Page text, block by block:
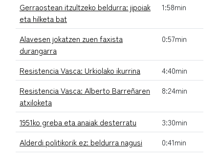
Gerraostean itzultzeko beldurra: jipoiak
eta hilketa bat
1:58min
Alavesen jokatzen zuen faxista
durangarra
0:57min
Resistencia Vasca: Urkiolako ikurrina
4:40min
Resistencia Vasca: Alberto Barreñaren
atxiloketa
8:24min
1951ko greba eta anaiak desterratu
3:30min
Alderdi politikorik ez: beldurra nagusi
0:41min